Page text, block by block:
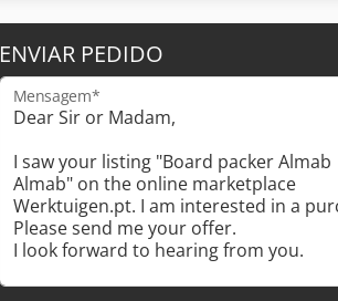
ENVIAR PEDIDO
Mensagem*